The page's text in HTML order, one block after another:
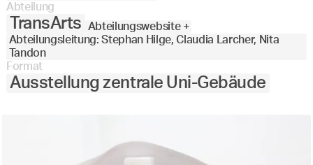
Abteilung
TransArts
Abteilungswebsite +
Abteilungsleitung: Stephan Hilge, Claudia Larcher, Nita
Tandon
Format
Ausstellung zentrale Uni-Gebäude